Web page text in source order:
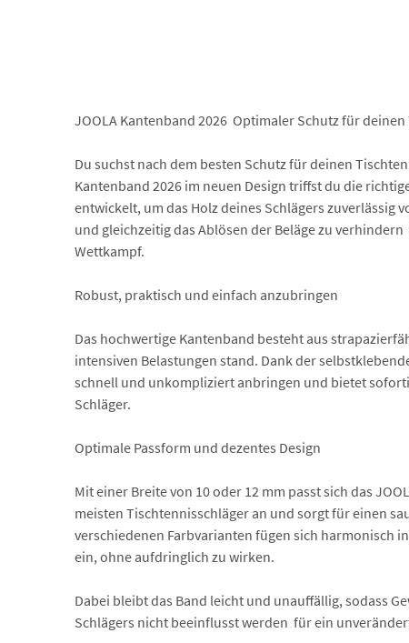
JOOLA Kantenband 2026  Optimaler Schutz für
Du suchst nach dem besten Schutz für deinen
Kantenband 2026 im neuen Design triffst du die
entwickelt, um das Holz deines Schlägers zuverlässig
und gleichzeitig das Ablösen der Beläge zu verhindern
Wettkampf.
Robust, praktisch und einfach anzubringen
Das hochwertige Kantenband besteht aus
intensiven Belastungen stand. Dank der
schnell und unkompliziert anbringen und bietet
Schläger.
Optimale Passform und dezentes Design
Mit einer Breite von 10 oder 12 mm passt sich das
meisten Tischtennisschläger an und sorgt für einen
verschiedenen Farbvarianten fügen sich harmonisch
ein, ohne aufdringlich zu wirken.
Dabei bleibt das Band leicht und unauffällig, sodass
Schlägers nicht beeinflusst werden  für ein